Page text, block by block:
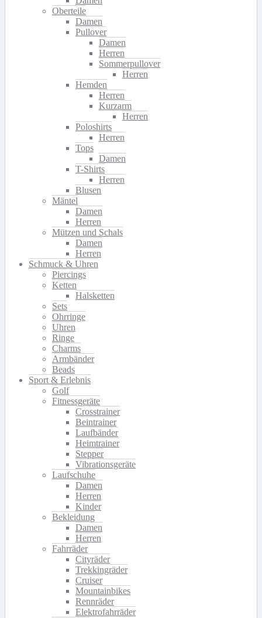
Oberteile
Damen
Pullover
Damen
Herren
Sommerpullover
Herren
Hemden
Herren
Kurzarm
Herren
Poloshirts
Herren
Tops
Damen
T-Shirts
Herren
Blusen
Mäntel
Damen
Herren
Mützen und Schals
Damen
Herren
Schmuck & Uhren
Piercings
Ketten
Halsketten
Sets
Ohrringe
Uhren
Ringe
Charms
Armbänder
Beads
Sport & Erlebnis
Golf
Fitnessgeräte
Crosstrainer
Beintrainer
Laufbänder
Heimtrainer
Stepper
Vibrationsgeräte
Laufschuhe
Damen
Herren
Kinder
Bekleidung
Damen
Herren
Fahrräder
Cityräder
Trekkingräder
Cruiser
Mountainbikes
Rennräder
Elektrofahrräder